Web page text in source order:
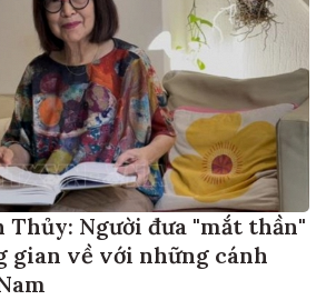
Thủy: Người đưa "mắt thần"
gian về với những cánh